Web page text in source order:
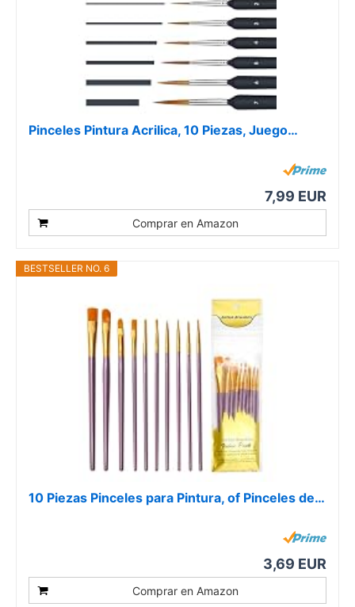
Pinceles Pintura Acrilica, 10 Piezas, Juego…
7,99 EUR
Comprar en Amazon
BESTSELLER NO. 6
10 Piezas Pinceles para Pintura, of Pinceles de…
3,69 EUR
Comprar en Amazon